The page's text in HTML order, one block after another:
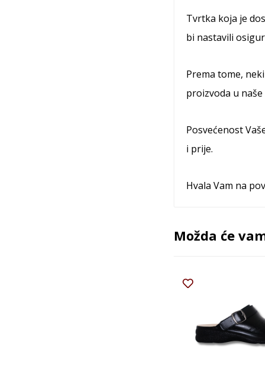
Tvrtka koja je
bi nastavili
Prema tome,
proizvoda u
Posvećenost
i prije.
Hvala Vam na
Možda će